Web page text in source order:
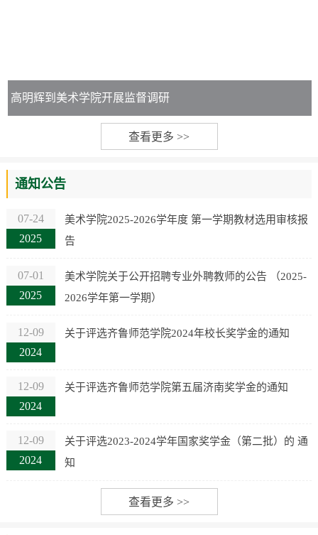
高明辉到美术学院开展监督调研
查看更多 >>
通知公告
07-24
2025
美术学院2025-2026学年度 第一学期教材选用审核报
告
07-01
2025
美术学院关于公开招聘专业外聘教师的公告 （2025-
2026学年第一学期）
12-09
2024
关于评选齐鲁师范学院2024年校长奖学金的通知
12-09
2024
关于评选齐鲁师范学院第五届济南奖学金的通知
12-09
2024
关于评选2023-2024学年国家奖学金（第二批）的 通
知
查看更多 >>